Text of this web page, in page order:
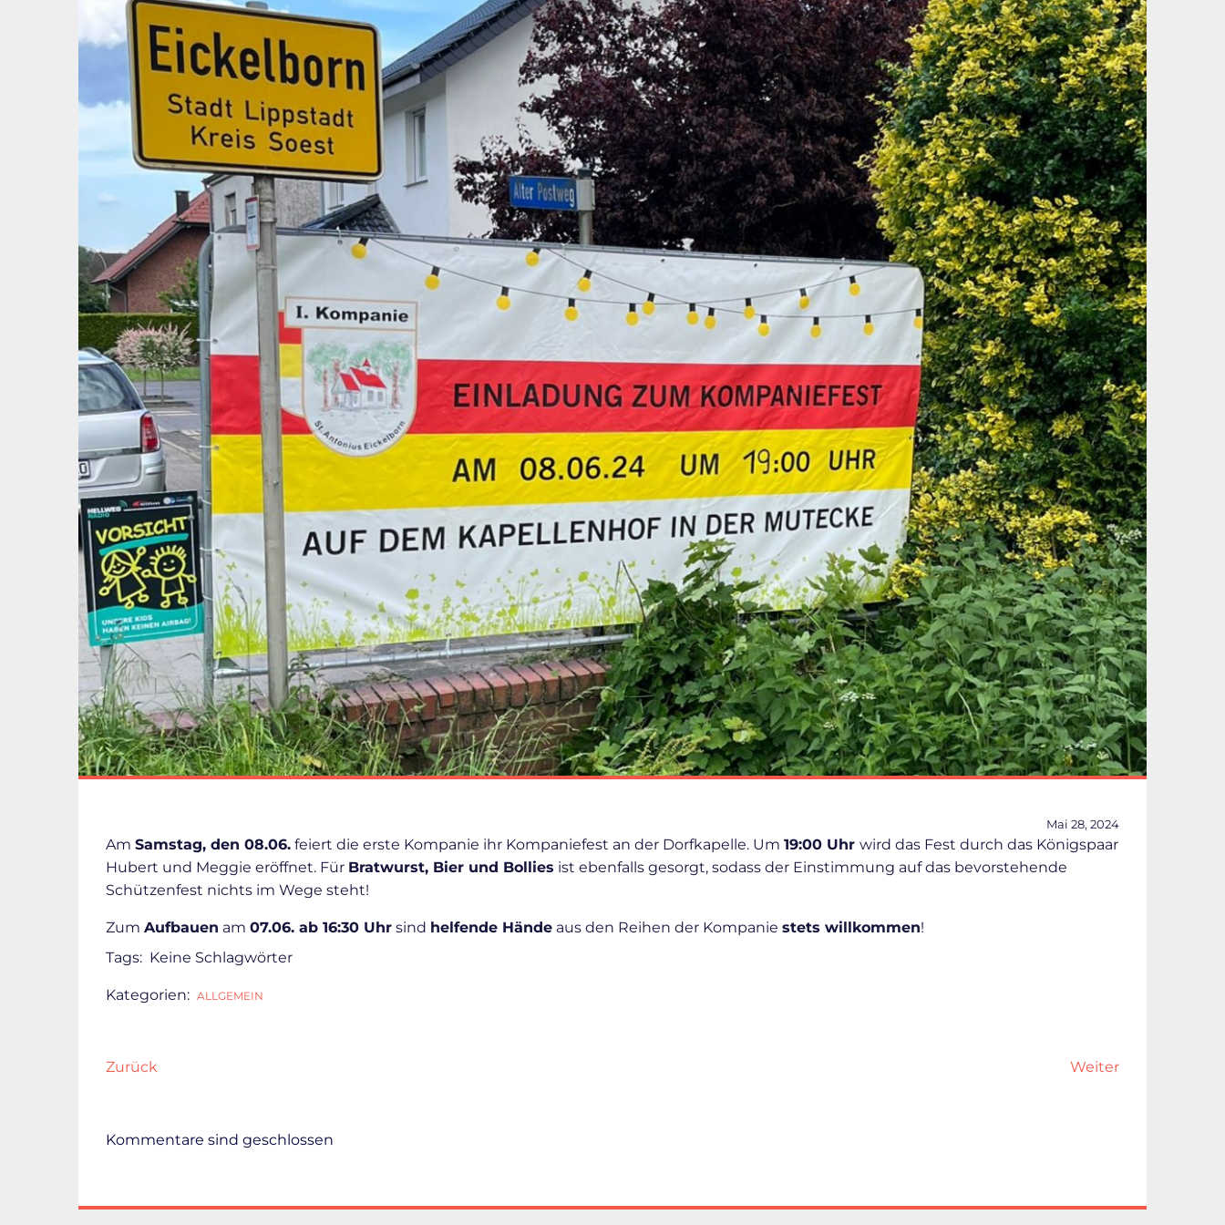
Mai 28, 2024
Am Samstag, den 08.06. feiert die erste Kompanie ihr Kompaniefest an der Dorfkapelle. Um 19:00 Uhr wird das Fest durch das Königspaar
Hubert und Meggie eröffnet. Für Bratwurst, Bier und Bollies ist ebenfalls gesorgt, sodass der Einstimmung auf das bevorstehende
Schützenfest nichts im Wege steht!
Zum Aufbauen am 07.06. ab 16:30 Uhr sind helfende Hände aus den Reihen der Kompanie stets willkommen!
Tags: Keine Schlagwörter
Kategorien: ALLGEMEIN
Zurück Weiter
Kommentare sind geschlossen